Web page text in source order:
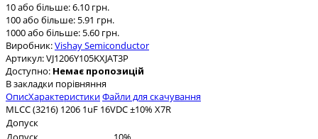
10 або більше: 6.10 грн.
100 або більше: 5.91 грн.
1000 або більше: 5.60 грн.
Виробник:Vishay Semiconductor
Артикул:VJ1206Y105KXJAT3P
Доступно: Немає пропозицій
В закладки порівняння
ОписХарактеристикиФайли для скачування
MLCC (3216) 1206 1uF 16VDC ±10% X7R
Допуск